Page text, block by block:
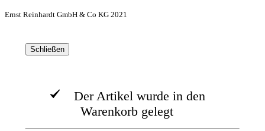
Ernst Reinhardt GmbH & Co KG 2021
Schließen
Der Artikel wurde in den
Warenkorb gelegt